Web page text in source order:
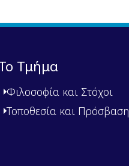
Τμήμα
Φιλοσοφία και Στόχοι
Τοποθεσία και Πρόσβαση